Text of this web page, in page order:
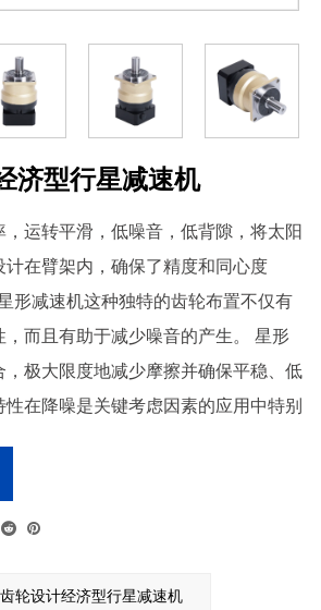
济型行星减速机
运转平滑，低噪音，低背隙，将太阳
在臂架内，确保了精度和同心度
形减速机这种独特的齿轮布置不仅有
而且有助于减少噪音的产生。 星形
，极大限度地减少摩擦并确保平稳、低
在降噪是关键考虑因素的应用中特别
设计，啮合率高，运转平稳，噪音
轮设计经济型行星减速机